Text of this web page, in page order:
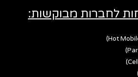
לחברות מבוקשות: